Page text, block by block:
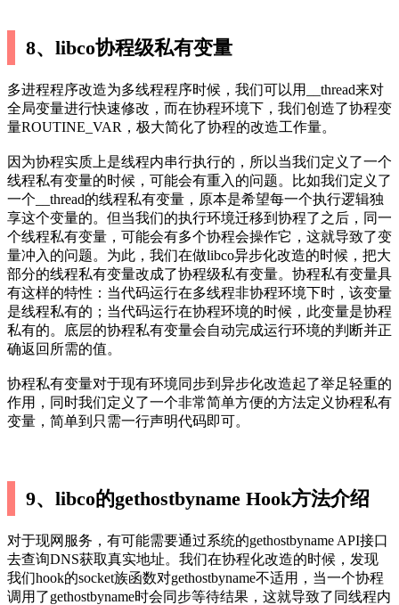
8、libco协程级私有变量
多进程程序改造为多线程程序时候，我们可以用__thread来对
全局变量进行快速修改，而在协程环境下，我们创造了协程变
量ROUTINE_VAR，极大简化了协程的改造工作量。
因为协程实质上是线程内串行执行的，所以当我们定义了一个
线程私有变量的时候，可能会有重入的问题。比如我们定义了
一个__thread的线程私有变量，原本是希望每一个执行逻辑独
享这个变量的。但当我们的执行环境迁移到协程了之后，同一
个线程私有变量，可能会有多个协程会操作它，这就导致了变
量冲入的问题。为此，我们在做libco异步化改造的时候，把大
部分的线程私有变量改成了协程级私有变量。协程私有变量具
有这样的特性：当代码运行在多线程非协程环境下时，该变量
是线程私有的；当代码运行在协程环境的时候，此变量是协程
私有的。底层的协程私有变量会自动完成运行环境的判断并正
确返回所需的值。
协程私有变量对于现有环境同步到异步化改造起了举足轻重的
作用，同时我们定义了一个非常简单方便的方法定义协程私有
变量，简单到只需一行声明代码即可。
9、libco的gethostbyname Hook方法介绍
对于现网服务，有可能需要通过系统的gethostbyname API接口
去查询DNS获取真实地址。我们在协程化改造的时候，发现
我们hook的socket族函数对gethostbyname不适用，当一个协程
调用了gethostbyname时会同步等待结果，这就导致了同线程内